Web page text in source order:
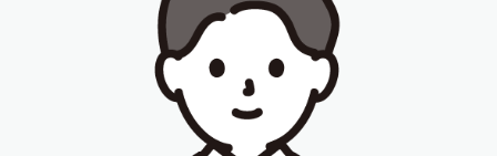
プライベート
スキルアップ